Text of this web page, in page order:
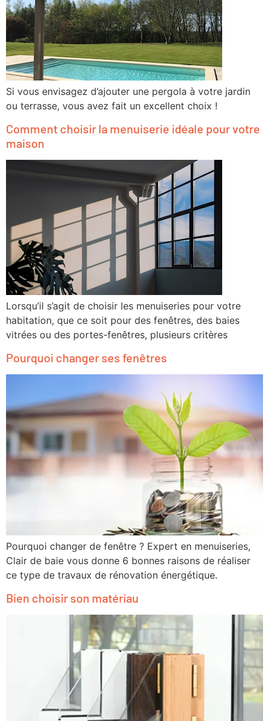
Si vous envisagez d’ajouter une pergola à votre jardin
ou terrasse, vous avez fait un excellent choix !
Comment choisir la menuiserie idéale pour votre
maison
Lorsqu’il s’agit de choisir les menuiseries pour votre
habitation, que ce soit pour des fenêtres, des baies
vitrées ou des portes-fenêtres, plusieurs critères
Pourquoi changer ses fenêtres
Pourquoi changer de fenêtre ? Expert en menuiseries,
Clair de baie vous donne 6 bonnes raisons de réaliser
ce type de travaux de rénovation énergétique.
Bien choisir son matériau